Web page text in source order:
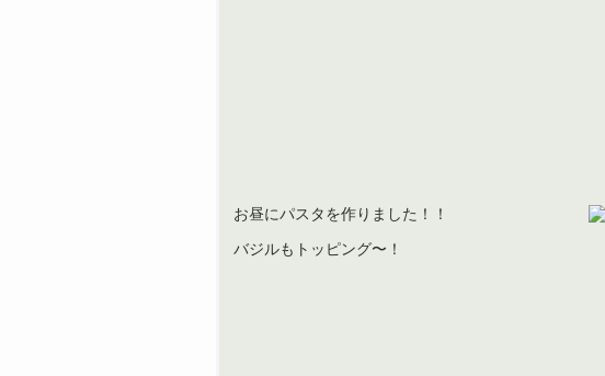
お昼にパスタを作りました！！
バジルもトッピング〜！